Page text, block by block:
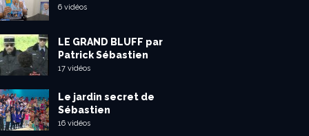
6 vidéos
LE GRAND BLUFF par
Patrick Sébastien
17 vidéos
Le jardin secret de
Sébastien
16 vidéos